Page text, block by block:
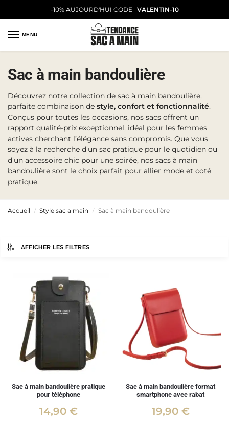
-10% AUJOURD'HUI CODE VALENTIN-10
MENU
Sac à main bandoulière
Découvrez notre collection de sac à main bandoulière,
parfaite combinaison de style, confort et fonctionnalité.
Conçus pour toutes les occasions, nos sacs offrent un
rapport qualité-prix exceptionnel, idéal pour les femmes
actives cherchant l’élégance sans compromis. Que vous
soyez à la recherche d’un sac pratique pour le quotidien ou
d’un accessoire chic pour une soirée, nos sacs à main
bandoulière sont le choix parfait pour allier mode et coté
pratique.
Accueil / Style sac a main / Sac à main bandoulière
AFFICHER LES FILTRES
Sac à main bandoulière pratique
pour téléphone
14,90 €
Sac à main bandoulière format
smartphone avec rabat
19,90 €